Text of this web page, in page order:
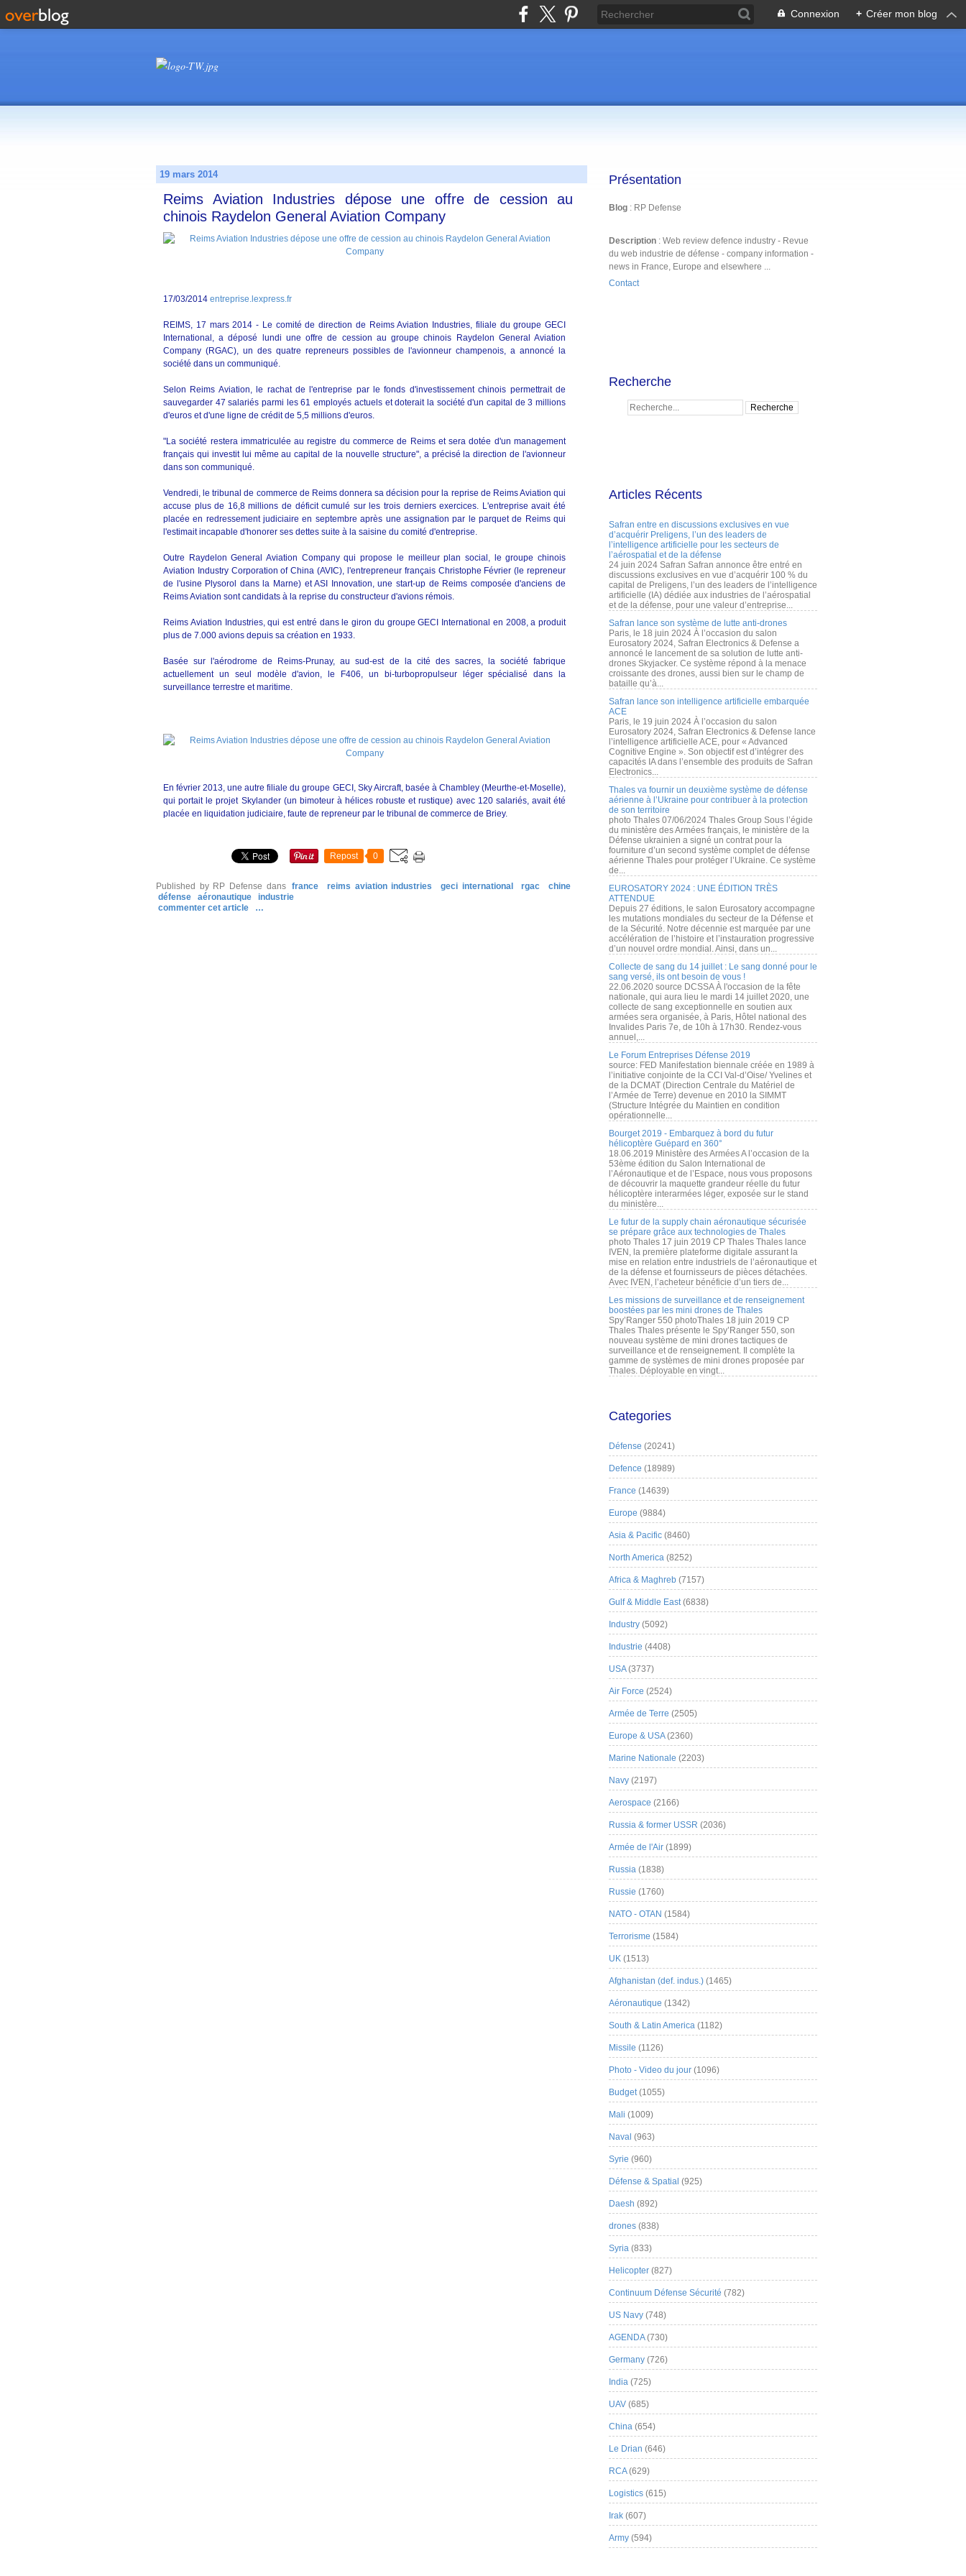
Connexion + Créer mon blog
19 mars 2014
Reims Aviation Industries dépose une offre de cession au
chinois Raydelon General Aviation Company
17/03/2014 entreprise.lexpress.fr
REIMS, 17 mars 2014 - Le comité de direction de Reims Aviation Industries, filiale du groupe GECI
International, a déposé lundi une offre de cession au groupe chinois Raydelon General Aviation
Company (RGAC), un des quatre repreneurs possibles de l'avionneur champenois, a annoncé la
société dans un communiqué.
Selon Reims Aviation, le rachat de l'entreprise par le fonds d'investissement chinois permettrait de
sauvegarder 47 salariés parmi les 61 employés actuels et doterait la société d'un capital de 3 millions
d'euros et d'une ligne de crédit de 5,5 millions d'euros.
"La société restera immatriculée au registre du commerce de Reims et sera dotée d'un management
français qui investit lui même au capital de la nouvelle structure", a précisé la direction de l'avionneur
dans son communiqué.
Vendredi, le tribunal de commerce de Reims donnera sa décision pour la reprise de Reims Aviation qui
accuse plus de 16,8 millions de déficit cumulé sur les trois derniers exercices. L'entreprise avait été
placée en redressement judiciaire en septembre après une assignation par le parquet de Reims qui
l'estimait incapable d'honorer ses dettes suite à la saisine du comité d'entreprise.
Outre Raydelon General Aviation Company qui propose le meilleur plan social, le groupe chinois
Aviation Industry Corporation of China (AVIC), l'entrepreneur français Christophe Février (le repreneur
de l'usine Plysorol dans la Marne) et ASI Innovation, une start-up de Reims composée d'anciens de
Reims Aviation sont candidats à la reprise du constructeur d'avions rémois.
Reims Aviation Industries, qui est entré dans le giron du groupe GECI International en 2008, a produit
plus de 7.000 avions depuis sa création en 1933.
Basée sur l'aérodrome de Reims-Prunay, au sud-est de la cité des sacres, la société fabrique
actuellement un seul modèle d'avion, le F406, un bi-turbopropulseur léger spécialisé dans la
surveillance terrestre et maritime.
En février 2013, une autre filiale du groupe GECI, Sky Aircraft, basée à Chambley (Meurthe-et-Moselle),
qui portait le projet Skylander (un bimoteur à hélices robuste et rustique) avec 120 salariés, avait été
placée en liquidation judiciaire, faute de repreneur par le tribunal de commerce de Briey.
Repost 0
Published by RP Defense dans france reims aviation industries geci international rgac
chine
défense
aéronautique
industrie
commenter cet article
…
Présentation
Blog : RP Defense
Description : Web review defence industry - Revue
du web industrie de défense - company information -
news in France, Europe and elsewhere ...
Contact
Recherche
Articles Récents
Safran entre en discussions exclusives en vue
d’acquérir Preligens, l’un des leaders de
l’intelligence artificielle pour les secteurs de
l’aérospatial et de la défense
24 juin 2024 Safran Safran annonce être entré en
discussions exclusives en vue d’acquérir 100 % du
capital de Preligens, l’un des leaders de l’intelligence
artificielle (IA) dédiée aux industries de l’aérospatial
et de la défense, pour une valeur d’entreprise...
Safran lance son système de lutte anti-drones
Paris, le 18 juin 2024 À l’occasion du salon
Eurosatory 2024, Safran Electronics & Defense a
annoncé le lancement de sa solution de lutte anti-
drones Skyjacker. Ce système répond à la menace
croissante des drones, aussi bien sur le champ de
bataille qu’à...
Safran lance son intelligence artificielle embarquée
ACE
Paris, le 19 juin 2024 À l’occasion du salon
Eurosatory 2024, Safran Electronics & Defense lance
l’intelligence artificielle ACE, pour « Advanced
Cognitive Engine ». Son objectif est d’intégrer des
capacités IA dans l’ensemble des produits de Safran
Electronics...
Thales va fournir un deuxième système de défense
aérienne à l’Ukraine pour contribuer à la protection
de son territoire
photo Thales 07/06/2024 Thales Group Sous l’égide
du ministère des Armées français, le ministère de la
Défense ukrainien a signé un contrat pour la
fourniture d’un second système complet de défense
aérienne Thales pour protéger l’Ukraine. Ce système
de...
EUROSATORY 2024 : UNE ÉDITION TRÈS
ATTENDUE
Depuis 27 éditions, le salon Eurosatory accompagne
les mutations mondiales du secteur de la Défense et
de la Sécurité. Notre décennie est marquée par une
accélération de l’histoire et l’instauration progressive
d’un nouvel ordre mondial. Ainsi, dans un...
Collecte de sang du 14 juillet : Le sang donné pour le
sang versé, ils ont besoin de vous !
22.06.2020 source DCSSA À l'occasion de la fête
nationale, qui aura lieu le mardi 14 juillet 2020, une
collecte de sang exceptionnelle en soutien aux
armées sera organisée, à Paris, Hôtel national des
Invalides Paris 7e, de 10h à 17h30. Rendez-vous
annuel,...
Le Forum Entreprises Défense 2019
source: FED Manifestation biennale créée en 1989 à
l’initiative conjointe de la CCI Val-d’Oise/ Yvelines et
de la DCMAT (Direction Centrale du Matériel de
l’Armée de Terre) devenue en 2010 la SIMMT
(Structure Intégrée du Maintien en condition
opérationnelle...
Bourget 2019 - Embarquez à bord du futur
hélicoptère Guépard en 360°
18.06.2019 Ministère des Armées A l’occasion de la
53ème édition du Salon International de
l’Aéronautique et de l’Espace, nous vous proposons
de découvrir la maquette grandeur réelle du futur
hélicoptère interarmées léger, exposée sur le stand
du ministère...
Le futur de la supply chain aéronautique sécurisée
se prépare grâce aux technologies de Thales
photo Thales 17 juin 2019 CP Thales Thales lance
IVEN, la première plateforme digitale assurant la
mise en relation entre industriels de l’aéronautique et
de la défense et fournisseurs de pièces détachées.
Avec IVEN, l’acheteur bénéficie d’un tiers de...
Les missions de surveillance et de renseignement
boostées par les mini drones de Thales
Spy’Ranger 550 photoThales 18 juin 2019 CP
Thales Thales présente le Spy’Ranger 550, son
nouveau système de mini drones tactiques de
surveillance et de renseignement. Il complète la
gamme de systèmes de mini drones proposée par
Thales. Déployable en vingt...
Categories
Défense (20241)
Defence (18989)
France (14639)
Europe (9884)
Asia & Pacific (8460)
North America (8252)
Africa & Maghreb (7157)
Gulf & Middle East(6838)
Industry (5092)
Industrie (4408)
USA(3737)
Air Force (2524)
Armée de Terre (2505)
Europe & USA(2360)
Marine Nationale (2203)
Navy (2197)
Aerospace (2166)
Russia & former USSR (2036)
Armée de l'Air (1899)
Russia (1838)
Russie (1760)
NATO - OTAN (1584)
Terrorisme (1584)
UK (1513)
Afghanistan (def. indus.) (1465)
Aéronautique (1342)
South & Latin America (1182)
Missile (1126)
Photo - Video du jour (1096)
Budget(1055)
Mali (1009)
Naval (963)
Syrie (960)
Défense & Spatial (925)
Daesh (892)
drones (838)
Syria (833)
Helicopter (827)
Continuum Défense Sécurité (782)
US Navy (748)
AGENDA(730)
Germany (726)
India (725)
UAV (685)
China (654)
Le Drian (646)
RCA(629)
Logistics (615)
Irak (607)
Army (594)